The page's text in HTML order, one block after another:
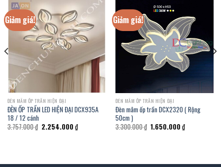
Giảm giá!
ĐÈN MÂM ỐP TRẦN HIỆN ĐẠI
ĐÈN ỐP TRẦN LED HIỆN ĐẠI DCX935A
18 / 12 cánh
3.757.000₫ Giá
gốc
2.254.000 ₫Giá
hiện
Giảm giá!
ĐÈN MÂM ỐP TRẦN HIỆN ĐẠI
Đèn mâm ốp trần DCX2320 ( Rộng
50cm )
3.300.000₫ Giá
gốc
1.650.000 ₫Giá
hiện